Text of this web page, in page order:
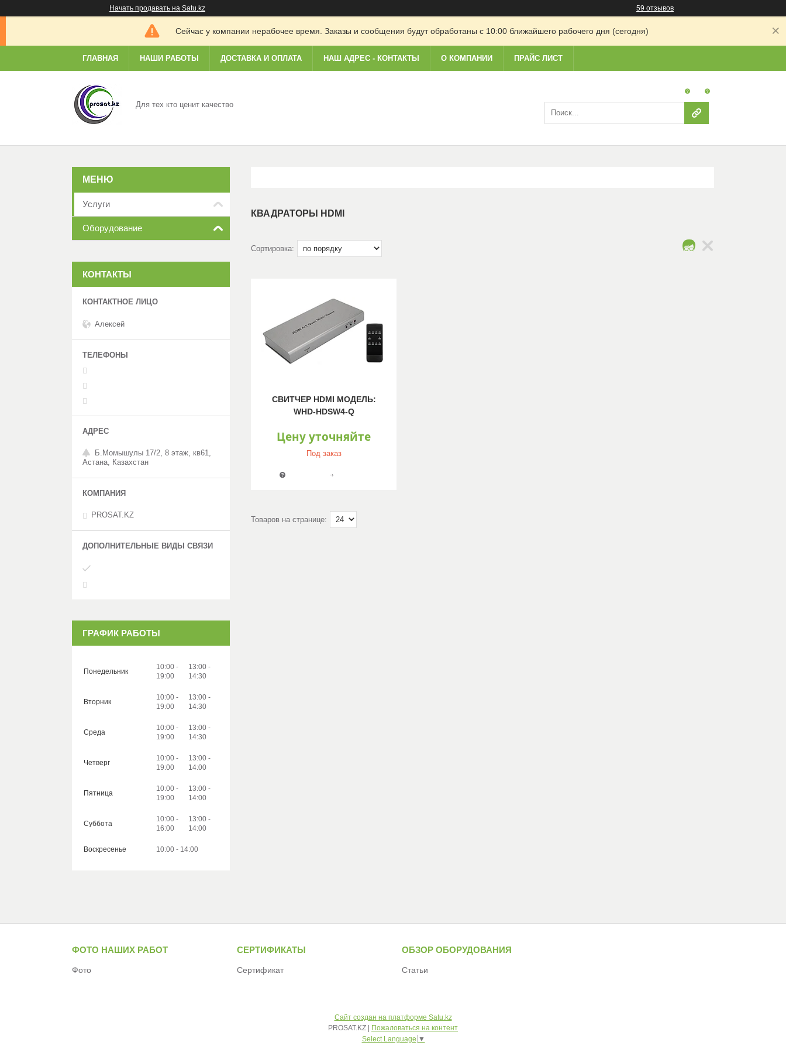
Начать продавать на Satu.kz 59 отзывов
Сейчас у компании нерабочее время. Заказы и сообщения будут обработаны с 10:00 ближайшего рабочего дня (сегодня)
ГЛАВНАЯ НАШИ РАБОТЫ ДОСТАВКА И ОПЛАТА НАШ АДРЕС - КОНТАКТЫ О КОМПАНИИ ПРАЙС ЛИСТ
Для тех кто ценит качество
КВАДРАТОРЫ HDMI
СВИТЧЕР HDMI МОДЕЛЬ:
WHD-HDSW4-Q
Цену уточняйте
Под заказ
Услуги
Оборудование
КОНТАКТЫ
Алексей
Б.Момышулы 17/2, 8 этаж, кв61,
Астана, Казахстан
PROSAT.KZ
ГРАФИК РАБОТЫ
Понедельник
10:00
19:00
13:00
14:30
Вторник
10:00
19:00
13:00
14:30
Среда
10:00
19:00
13:00
14:30
Четверг
10:00
19:00
13:00
14:00
Пятница
10:00
19:00
13:00
14:00
Суббота
10:00
16:00
13:00
14:00
Воскресенье 10:00 14:00
ФОТО НАШИХ РАБОТ
Фото
СЕРТИФИКАТЫ
Сертификат
ОБЗОР ОБОРУДОВАНИЯ
Статьи
Сайт создан на платформе Satu.kz
PROSAT.KZ |
Пожаловаться на контент
Select Language ▼